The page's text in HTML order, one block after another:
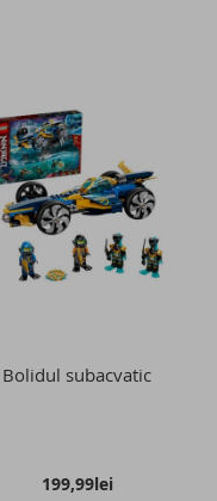
Bolidul subacvatic
199,99lei